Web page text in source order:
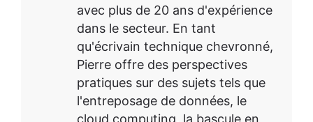
avec plus de 20 ans d'expérience
dans le secteur. En tant
qu'écrivain technique chevronné,
Pierre offre des perspectives
pratiques sur des sujets tels que
l'entreposage de données, le
cloud computing, la bascule en